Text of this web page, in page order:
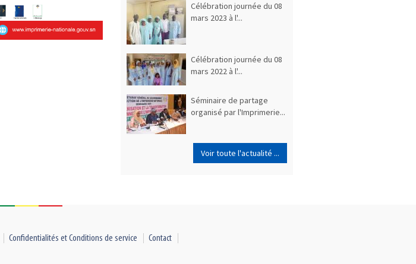
Célébration journée du 08
mars 2023 à l'...
Célébration journée du 08
mars 2022 à l'...
Séminaire de partage
organisé par l'Imprimerie...
Voir toute l'actualité ...
Confidentialités et Conditions de service Contact